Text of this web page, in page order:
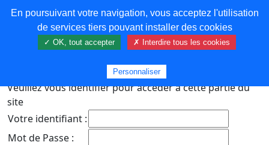
COREMA
Veuillez vous identifier pour accéder à cette partie du
site
Votre identifiant :
Mot de Passe :
En poursuivant votre navigation, vous acceptez l'utilisation
de services tiers pouvant installer des cookies
✓ OK, tout accepter ✗ Interdire tous les cookies
Personnaliser